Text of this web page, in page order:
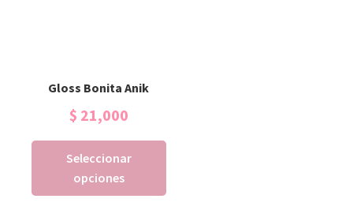
Gloss Bonita Anik
$ 21,000
Seleccionar
opciones